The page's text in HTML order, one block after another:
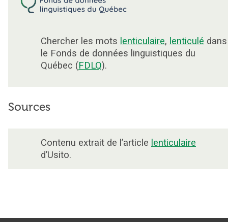
Chercher les mots lenticulaire, lenticulé dans
le Fonds de données linguistiques du
Québec (FDLQ).
Sources
Contenu extrait de l’article lenticulaire
d’Usito.